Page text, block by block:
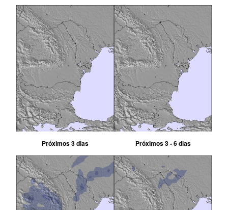
Próximos 3 dias Próximos 3 - 6 dias